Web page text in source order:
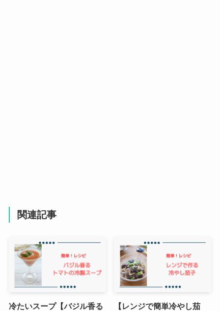
関連記事
冷たいスープ【バジル香る
【レンジで簡単冷やし茄